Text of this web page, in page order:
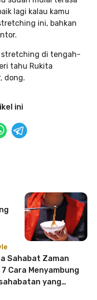
lagi kalau kamu
ini, bahkan
stretching di tengah-
tahu Rukita
dong.
ini
Sahabat Zaman
Cara Menyambung
yang